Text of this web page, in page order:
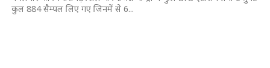
कुल 884 सैम्पल लिए गए जिनमें से 6...